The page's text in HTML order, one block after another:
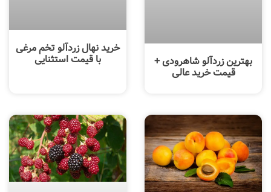
بهترین زردآلو شاهرودی +
قیمت خرید عالی
خرید نهال زردآلو تخم مرغی
با قیمت استثنایی